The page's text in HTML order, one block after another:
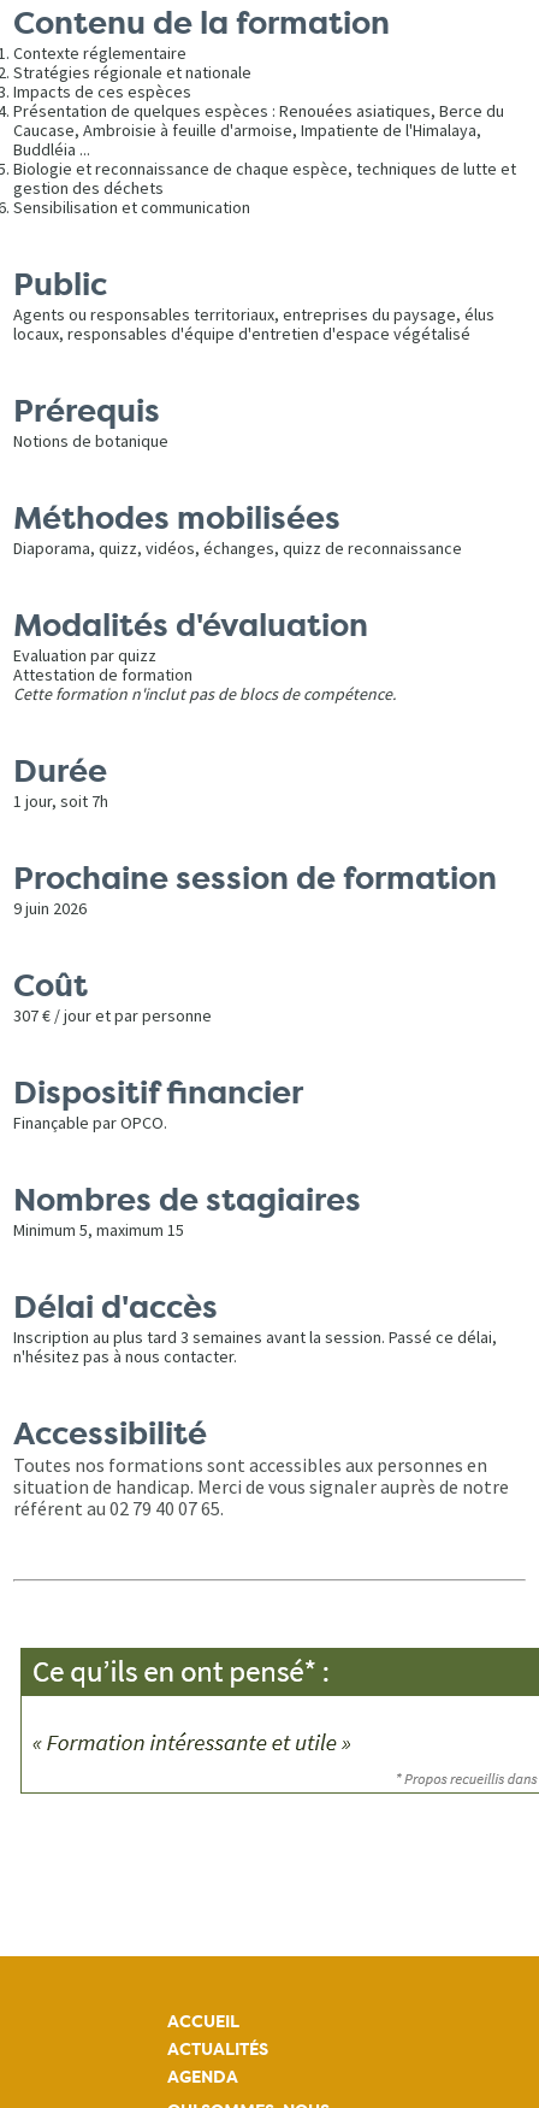
Contenu de la formation
Contexte réglementaire
Stratégies régionale et nationale
Impacts de ces espèces
Présentation de quelques espèces : Renouées asiatiques, Berce du
Caucase, Ambroisie à feuille d'armoise, Impatiente de l'Himalaya,
Buddléia ...
Biologie et reconnaissance de chaque espèce, techniques de lutte et
gestion des déchets
Sensibilisation et communication
Public
Agents ou responsables territoriaux, entreprises du paysage, élus
locaux, responsables d'équipe d'entretien d'espace végétalisé
Prérequis
Notions de botanique
Méthodes mobilisées
Diaporama, quizz, vidéos, échanges, quizz de reconnaissance
Modalités d'évaluation
Evaluation par quizz
Attestation de formation
Cette formation n'inclut pas de blocs de compétence.
Durée
1 jour, soit 7h
Prochaine session de formation
9 juin 2026
Coût
307 € / jour et par personne
Dispositif financier
Finançable par OPCO.
Nombres de stagiaires
Minimum 5, maximum 15
Délai d'accès
Inscription au plus tard 3 semaines avant la session. Passé ce délai,
n'hésitez pas à nous contacter.
Accessibilité
Toutes nos formations sont accessibles aux personnes en
situation de handicap. Merci de vous signaler auprès de notre
référent au 02 79 40 07 65.
ACCUEIL
ACTUALITÉS
AGENDA